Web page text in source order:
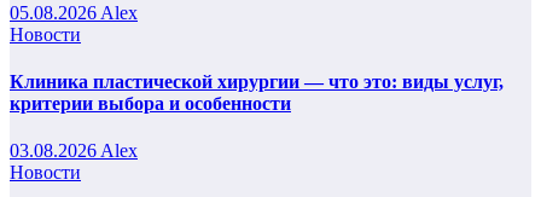
05.08.2026 Alex
Новости
Клиника пластической хирургии — что это: виды услуг,
критерии выбора и особенности
03.08.2026 Alex
Новости